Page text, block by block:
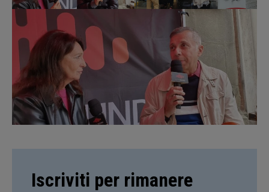
Iscriviti per rimanere